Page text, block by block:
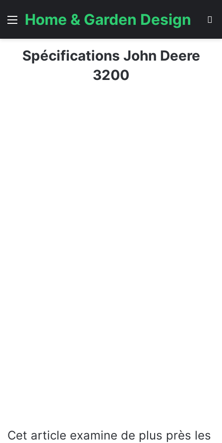
Menu
Home & Garden Design
Spécifications John Deere
3200
Cet article examine de plus près les